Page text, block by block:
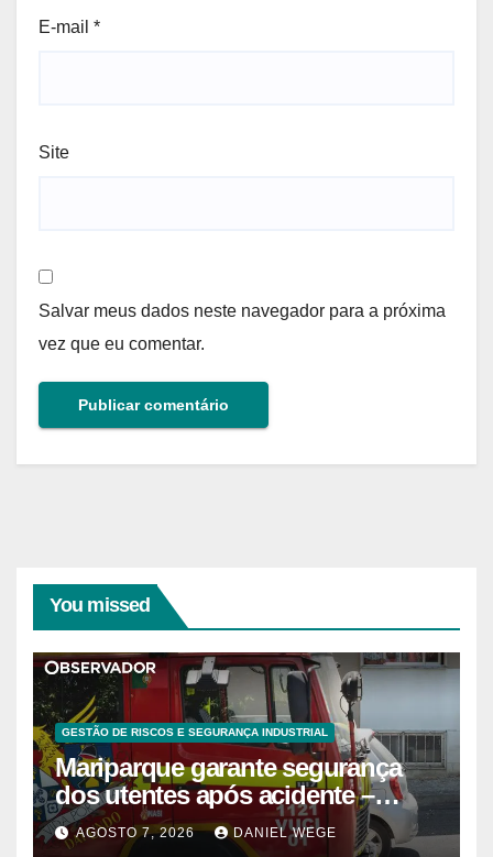
E-mail *
Site
Salvar meus dados neste navegador para a próxima
vez que eu comentar.
You missed
GESTÃO DE RISCOS E SEGURANÇA INDUSTRIAL
Mariparque garante segurança
dos utentes após acidente –
Observador
AGOSTO 7, 2026 DANIEL WEGE